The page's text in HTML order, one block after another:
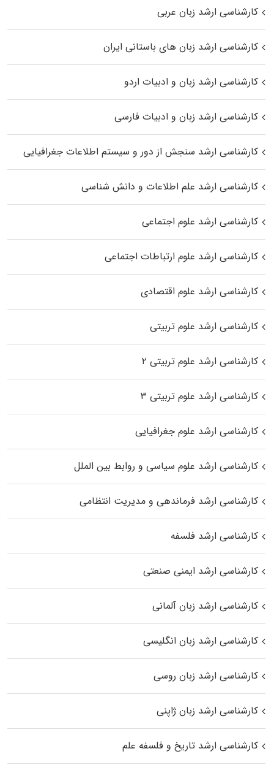
کارشناسی ارشد زبان عربی
کارشناسی ارشد زبان‌ های باستانی ایران
کارشناسی ارشد زبان و ادبیات اردو
کارشناسی ارشد زبان و ادبیات فارسی
کارشناسی ارشد سنجش از دور و سیستم اطلاعات جغرافیایی
کارشناسی ارشد علم اطلاعات و دانش شناسی
کارشناسی ارشد علوم اجتماعی
کارشناسی ارشد علوم ارتباطات اجتماعی
کارشناسی ارشد علوم اقتصادی
کارشناسی ارشد علوم تربیتی
کارشناسی ارشد علوم تربیتی ۲
کارشناسی ارشد علوم تربیتی ۳
کارشناسی ارشد علوم جغرافیایی
کارشناسی ارشد علوم سیاسی و روابط بین الملل
کارشناسی ارشد فرماندهی و مدیریت انتظامی
کارشناسی ارشد فلسفه
کارشناسی ارشد ایمنی صنعتی
کارشناسی ارشد زبان آلمانی
کارشناسی ارشد زبان انگلیسی
کارشناسی ارشد زبان روسی
کارشناسی ارشد زبان ژاپنی
کارشناسی ارشد تاریخ و فلسفه علم